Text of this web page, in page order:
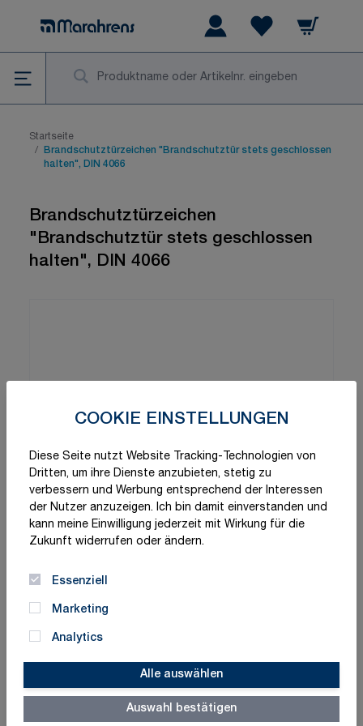
COOKIE EINSTELLUNGEN
Diese Seite nutzt Website Tracking-Technologien von
Dritten, um ihre Dienste anzubieten, stetig zu
verbessern und Werbung entsprechend der Interessen
der Nutzer anzuzeigen. Ich bin damit einverstanden und
kann meine Einwilligung jederzeit mit Wirkung für die
Zukunft widerrufen oder ändern.
Essenziell
Marketing
Analytics
Alle auswählen
Auswahl bestätigen
Warenkorb
Startseite
/
Brandschutztürzeichen "Brandschutztür stets geschlossen
halten", DIN 4066
Brandschutztürzeichen
"Brandschutztür stets geschlossen
halten", DIN 4066